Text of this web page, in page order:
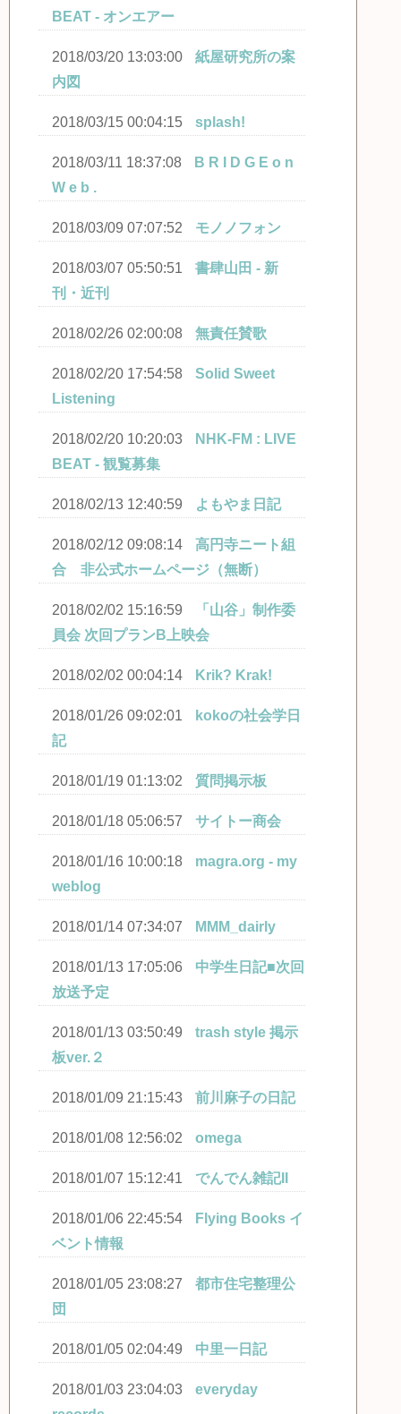
BEAT - オンエアー
2018/03/20 13:03:00
紙屋研究所の案
内図
2018/03/15 00:04:15 splash!
2018/03/11 18:37:08
B R I D G E o n
W e b .
2018/03/09 07:07:52 モノノフォン
2018/03/07 05:50:51
書肆山田 - 新
刊・近刊
2018/02/26 02:00:08 無責任賛歌
2018/02/20 17:54:58
Solid Sweet
Listening
2018/02/20 10:20:03
NHK-FM : LIVE
BEAT - 観覧募集
2018/02/13 12:40:59 よもやま日記
2018/02/12 09:08:14
高円寺ニート組
合 非公式ホームページ（無断）
2018/02/02 15:16:59
「山谷」制作委
員会 次回プランB上映会
2018/02/02 00:04:14 Krik? Krak!
2018/01/26 09:02:01
kokoの社会学日
記
2018/01/19 01:13:02 質問掲示板
2018/01/18 05:06:57 サイトー商会
2018/01/16 10:00:18
magra.org - my
weblog
2018/01/14 07:34:07 MMM_dairly
2018/01/13 17:05:06
中学生日記■次回
放送予定
2018/01/13 03:50:49
trash style 掲示
板ver.２
2018/01/09 21:15:43 前川麻子の日記
2018/01/08 12:56:02 omega
2018/01/07 15:12:41 でんでん雑記II
2018/01/06 22:45:54
Flying Books イ
ベント情報
2018/01/05 23:08:27
都市住宅整理公
団
2018/01/05 02:04:49 中里一日記
2018/01/03 23:04:03
everyday